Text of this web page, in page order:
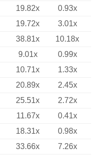
19.82x
0.93x
19.72x 3.01x
38.81x
10.18x
9.01x
0.99x
10.71x
1.33x
20.89x
2.45x
25.51x
2.72x
11.67x
0.41x
18.31x
0.98x
33.66x
7.26x